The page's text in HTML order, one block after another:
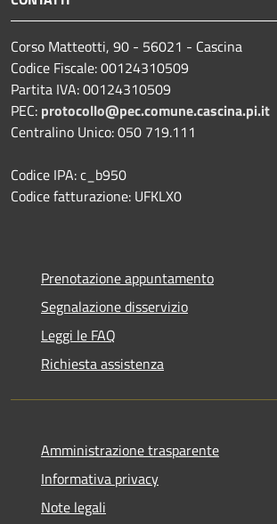
Corso Matteotti, 90 - 56021 - Cascina
Codice Fiscale: 00124310509
Partita IVA: 00124310509
PEC: protocollo@pec.comune.cascina.pi.it
Centralino Unico: 050 719.111
Codice IPA: c_b950
Codice fatturazione: UFKLX0
Prenotazione appuntamento
Segnalazione disservizio
Leggi le FAQ
Richiesta assistenza
Amministrazione trasparente
Informativa privacy
Note legali